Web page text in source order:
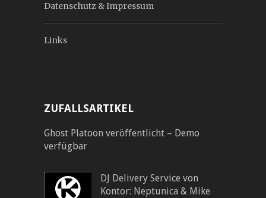
Datenschutz & Impressum
Links
ZUFALLSARTIKEL
Ghost Platoon veröffentlicht – Demo
verfügbar
DJ Delivery Service von
Kontor: Neptunica & Mike